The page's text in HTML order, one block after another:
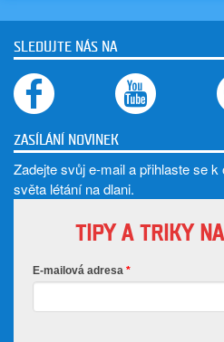
SLEDUJTE NÁS NA
ZASÍLÁNÍ NOVINEK
Zadejte svůj e-mail a přihlaste se
světa létání na dlani.
TIPY A TRIKY
E-mailová adresa